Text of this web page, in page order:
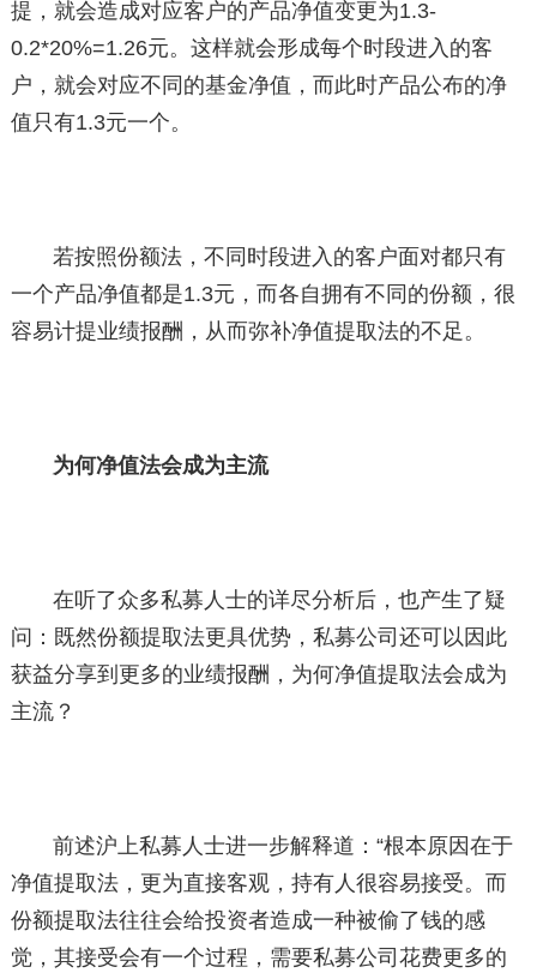
提，就会造成对应客户的产品净值变更为1.3-
0.2*20%=1.26元。这样就会形成每个时段进入的客
户，就会对应不同的基金净值，而此时产品公布的净
值只有1.3元一个。
若按照份额法，不同时段进入的客户面对都只有
一个产品净值都是1.3元，而各自拥有不同的份额，很
容易计提业绩报酬，从而弥补净值提取法的不足。
为何净值法会成为主流
在听了众多私募人士的详尽分析后，也产生了疑
问：既然份额提取法更具优势，私募公司还可以因此
获益分享到更多的业绩报酬，为何净值提取法会成为
主流？
前述沪上私募人士进一步解释道：“根本原因在于
净值提取法，更为直接客观，持有人很容易接受。而
份额提取法往往会给投资者造成一种被偷了钱的感
觉，其接受会有一个过程，需要私募公司花费更多的